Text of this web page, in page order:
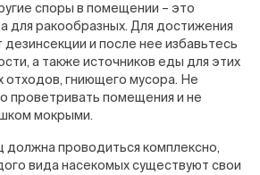
споры в помещении – это
для ракообразных. Для достижения
и после нее избавьтесь
а также источников еды для этих
отходов, гниющего мусора. Не
проветривать помещения и не
мокрыми.
должна проводиться комплексно,
вида насекомых существуют свои